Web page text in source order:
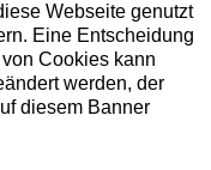
Webseite genutzt
Eine Entscheidung
Cookies kann
werden, der
diesem Banner